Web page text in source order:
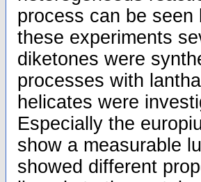
process can be
these experiments
diketones were
processes with
helicates were
Especially the
show a measurable
showed different